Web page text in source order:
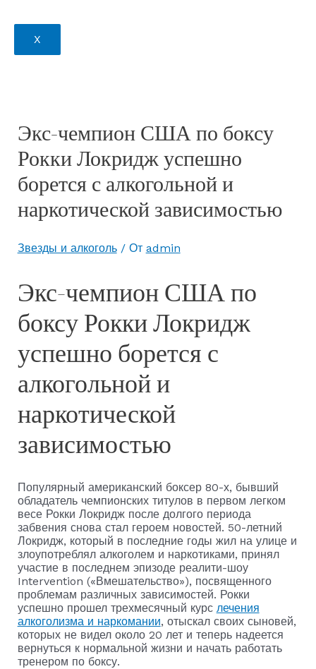
X
Экс-чемпион США по боксу
Рокки Локридж успешно
борется с алкогольной и
наркотической зависимостью
Звезды и алкоголь/ От admin
Экс-чемпион США по
боксу Рокки Локридж
успешно борется с
алкогольной и
наркотической
зависимостью
Популярный американский боксер 80-х, бывший
обладатель чемпионских титулов в первом легком
весе Рокки Локридж после долгого периода
забвения снова стал героем новостей. 50-летний
Локридж, который в последние годы жил на улице и
злоупотреблял алкоголем и наркотиками, принял
участие в последнем эпизоде реалити-шоу
Intervention («Вмешательство»), посвященного
проблемам различных зависимостей. Рокки
успешно прошел трехмесячный курс лечения
алкоголизма и наркомании, отыскал своих сыновей,
которых не видел около 20 лет и теперь надеется
вернуться к нормальной жизни и начать работать
тренером по боксу.